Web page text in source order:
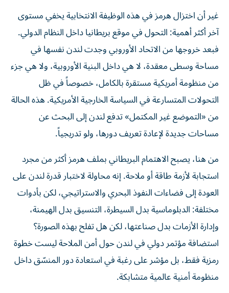
غير أن اختزال هرمز في هذه الوظيفة الانتخابية يخفي مستوى
آخر أكثر أهمية: التحول في موقع بريطانيا داخل النظام الدولي.
فبعد خروجها من الاتحاد الأوروبي وجدت لندن نفسها في
مساحة وسطى معقدة، لا هي داخل البنية الأوروبية، ولا هي جزء
من منظومة أمريكية مستقرة بالكامل، خصوصاً في ظل
التحولات المتسارعة في السياسة الخارجية الأمريكية. هذه الحالة
من «التموضع غير المكتمل» تدفع لندن إلى البحث عن
مساحات جديدة لإعادة تعريف دورها، ولو تدريجياً.
من هنا، يصبح الاهتمام البريطاني بملف هرمز أكثر من مجرد
استجابة لأزمة طاقة أو ملاحة. إنه محاولة لاختبار قدرة لندن على
العودة إلى فضاءات النفوذ البحري والاستراتيجي، لكن بأدوات
مختلفة: الدبلوماسية بدل السيطرة، التنسيق بدل الهيمنة،
وإدارة الأزمات بدل صناعتها، لكن هل تفلح بهذه الصورة؟
استضافة مؤتمر دولي في لندن حول أمن الملاحة ليست خطوة
رمزية فقط، بل مؤشر على رغبة في استعادة دور المنسّق داخل
منظومة أمنية عالمية متشابكة.